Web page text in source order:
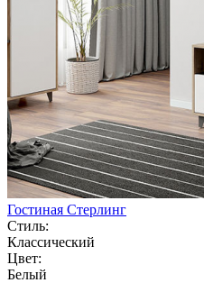
Гостиная Стерлинг
Стиль:
Классический
Цвет:
Белый